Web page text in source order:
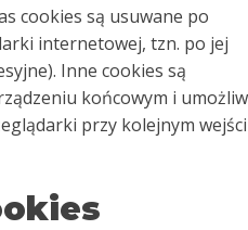
cookies są usuwane po
internetowej, tzn. po jej
Inne cookies są
końcowym i
przy kolejnym